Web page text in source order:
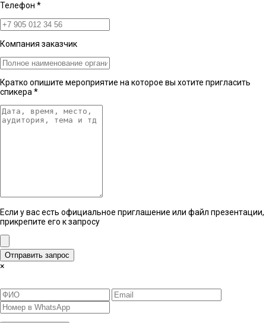
Телефон *
Компания заказчик
Кратко опишите мероприятие на которое вы хотите пригласить
спикера*
Если у вас есть официальное приглашение или файл презентации,
прикрепите его к запросу
Отправить запрос
×